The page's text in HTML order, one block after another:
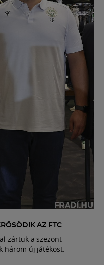
AZ FTC
zártuk a szezont
három új játékost.